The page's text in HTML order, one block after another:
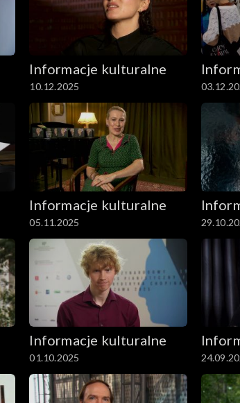
Informacje kulturalne
10.12.2025
Informacje kulturalne
05.11.2025
Informacje kulturalne
01.10.2025